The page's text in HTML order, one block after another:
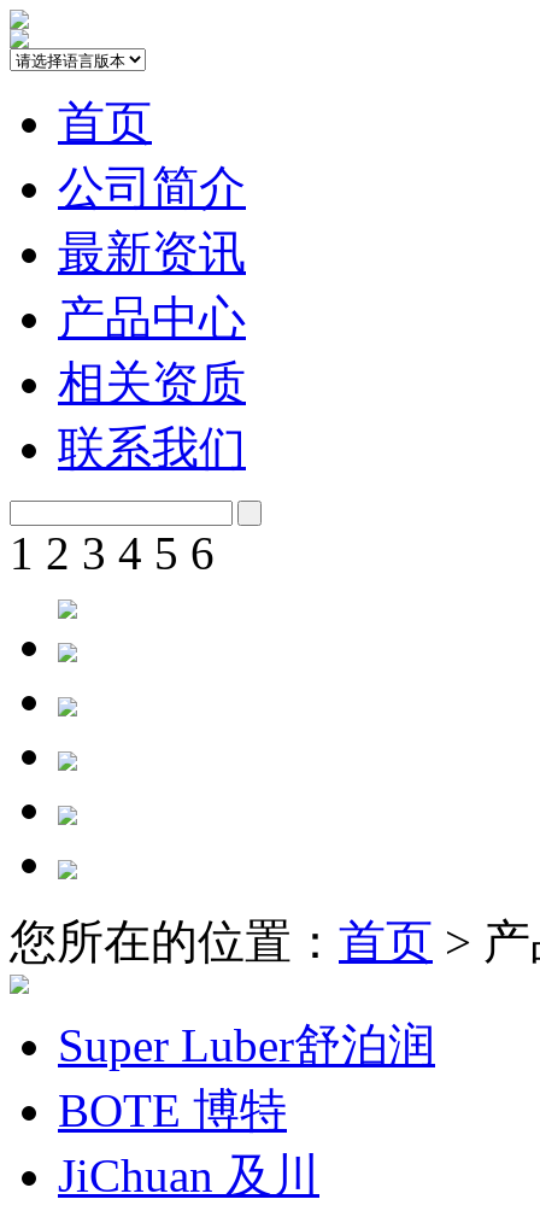
首页
公司简介
最新资讯
产品中心
相关资质
联系我们
1 2 3 4 5 6
您所在的位置： 首页 >
Super Luber舒泊润
BOTE 博特
JiChuan 及川